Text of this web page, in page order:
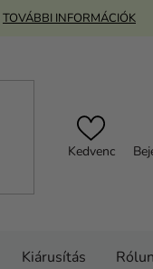
TOVÁBBI INFORMÁCIÓK
Kedvenc
Kiárusítás